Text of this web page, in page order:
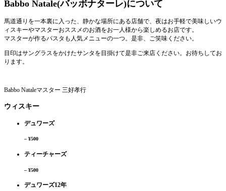
Babbo Natale(バッボナターレ)について
馬道通りを一本裏に入った、静かな場所にある店舗で、夜はお手軽で美味しいウ
ィスキーやマスターおススメのお酒をお一人様から楽しめるお店です。
マスターが作るパスタも人気メニューの一つ。是非、ご笑味ください。
目印はサングラスをかけたサンタを目掛けて是非ご来店ください。お待ちしてお
ります。
Babbo Nataleマスター 三好孝行
ウィスキー
デュワーズ
– ¥500
ティーチャーズ
– ¥500
デュワーズ12年